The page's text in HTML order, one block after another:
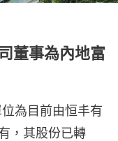
董事為內地富
為目前由恒丰有
，其股份已轉